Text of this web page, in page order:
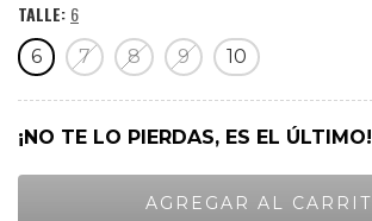
TALLE: 6
6 7 8 9 10
¡NO TE LO PIERDAS, ES EL ÚLTIMO!